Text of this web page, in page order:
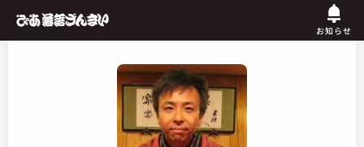
お知らせ